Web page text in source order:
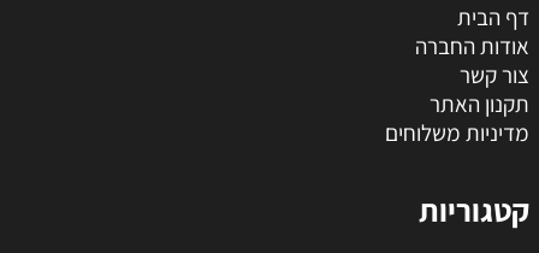
דף הבית
אודות החברה
צור קשר
תקנון האתר
מדיניות משלוחים
קטגוריות